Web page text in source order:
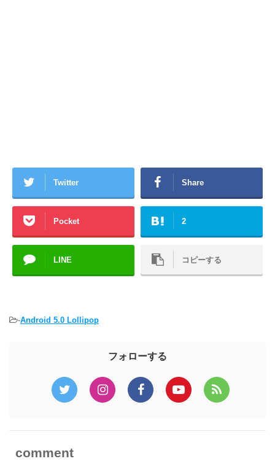
Twitter Share
Pocket 2
LINE コピーする
-Android 5.0 Lollipop
フォローする
comment